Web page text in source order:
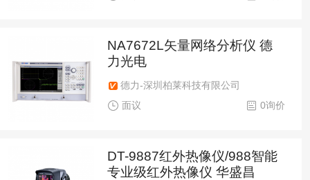
NA7672L矢量网络分析仪 德
力光电
德力-深圳柏莱科技有限公司
0询价
面议
DT-9887红外热像仪/988智能
专业级红外热像仪 华盛昌